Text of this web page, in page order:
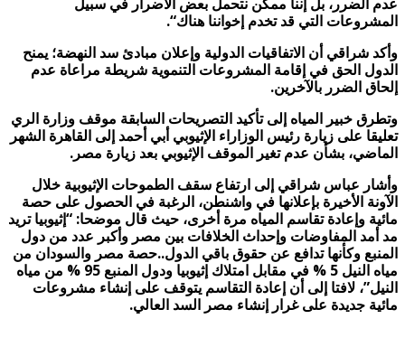
عدم الضرر، بل إننا ممكن نتحمل بعض الأضرار في سبيل
المشروعات التي قد تخدم إخواننا هناك“.
وأكد شراقي أن الاتفاقيات الدولية وإعلان مبادئ سد النهضة؛ يمنح
الدول الحق في إقامة المشروعات التنموية شريطة مراعاة عدم
إلحاق الضرر بالآخرين.
وتطرق خبير المياه إلى تأكيد التصريحات السابقة موقف وزارة الري
تعليقا على زيارة رئيس الوزاراء الإثيوبي أبي أحمد إلى القاهرة الشهر
الماضي، بشأن عدم تغير الموقف الإثيوبي بعد زيارة مصر .
وأشار عباس شراقي إلى ارتفاع سقف الطموحات الإثيوبية خلال
الآونة الأخيرة بإعلانها في واشنطن، الرغبة في الحصول على حصة
مائية وإعادة تقاسم المياه مرة أخرى، حيث قال موضحا: “إثيوبيا تريد
مد أمد المفاوضات وإحداث الخلافات بين مصر وأكبر عدد من دول
المنبع وكأنها تدافع عن حقوق باقي الدول..حصة مصر والسودان من
مياه النيل 5 % في مقابل امتلاك إثيوبيا ودول المنبع 95 % من مياه
النيل”، لافتا إلى أن إعادة التقاسم يتوقف على إنشاء مشروعات
مائية جديدة على غرار إنشاء مصر السد العالي.